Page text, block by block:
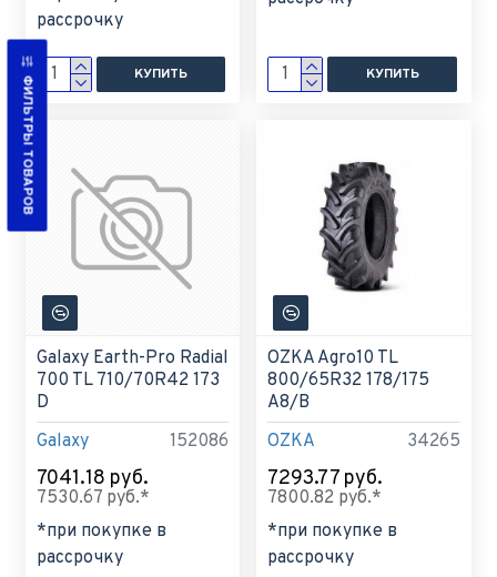
рассрочку
КУПИТЬ КУПИТЬ
Galaxy 152086
Galaxy Earth-Pro Radial
700 TL 710/70R42 173
D
7041.18 руб.
7530.67 руб.*
*при покупке в
рассрочку
OZKA 34265
OZKA Agro10 TL
800/65R32 178/175
A8/B
7293.77 руб.
7800.82 руб.*
*при покупке в
рассрочку
ФИЛЬТРЫ ТОВАРОВ